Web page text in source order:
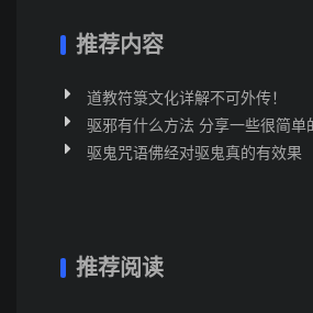
推荐内容
道教符箓文化详解不可外传！
驱邪有什么方法 分享一些很简单
驱鬼咒语佛经对驱鬼真的有效果
推荐阅读